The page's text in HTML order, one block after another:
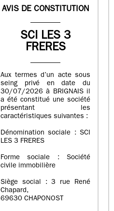
AVIS DE CONSTITUTION
SCI LES 3
FRERES
Aux termes d’un acte sous
seing privé en date du
30/07/2026 à BRIGNAIS il
a été constitué une société
présentant les
caractéristiques suivantes :
Dénomination sociale : SCI
LES 3 FRERES
Forme sociale : Société
civile immobilière
Siège social : 3 rue René
Chapard,
69630 CHAPONOST